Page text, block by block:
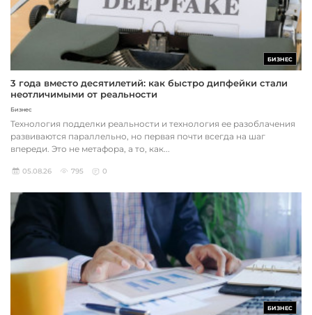
БИЗНЕС
3 года вместо десятилетий: как быстро дипфейки стали
неотличимыми от реальности
Бизнес
Технология подделки реальности и технология ее разоблачения
развиваются параллельно, но первая почти всегда на шаг
впереди. Это не метафора, а то, как...
05.08.26 795 0
БИЗНЕС